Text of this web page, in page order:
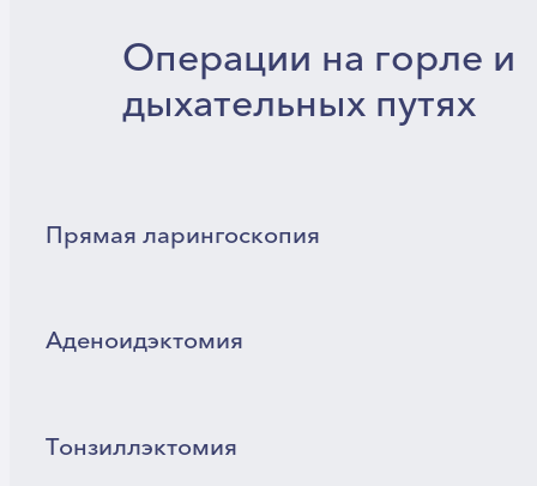
Операции на горле и
дыхательных путях
Прямая ларингоскопия
Аденоидэктомия
Тонзиллэктомия